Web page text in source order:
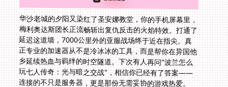
华沙老城的夕阳又染红了圣安娜教堂，你的手机屏幕里，
梅利奥达斯团长正流畅斩出复仇反击的火焰特效。打通了
延迟这道墙，7000公里外的亚服战场终于近在指尖。真
正专业的加速器从不是冷冰冰的工具，而是帮你在异国他
乡延续热血与羁绊的时空隧道。下次有人再问"波兰怎么
玩七人传奇：光与暗之交战"，相信你已经有了答案——
连接的不只是服务器，更是那份无需妥协的游戏热爱。